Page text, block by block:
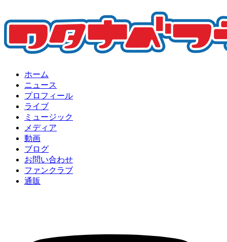
ホーム
ニュース
プロフィール
ライブ
ミュージック
メディア
動画
ブログ
お問い合わせ
ファンクラブ
通販